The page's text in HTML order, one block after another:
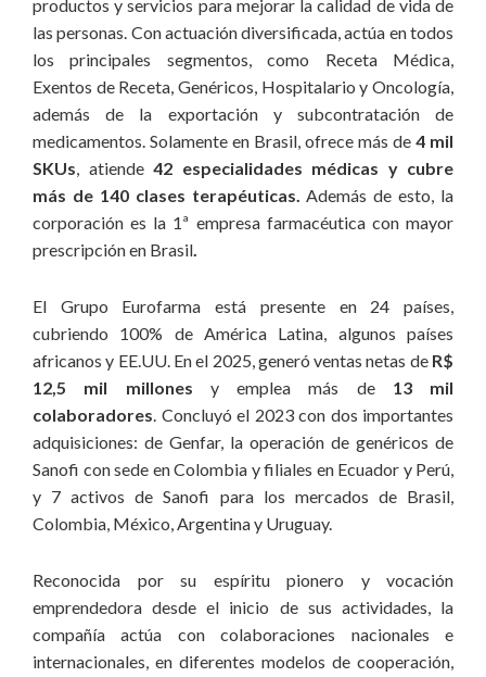
permanente el diálogo, la atracción y la formalización de
alianzas estratégicas;
5. Empreendedorismo:para anticiparnos al futuro, creamos
nuevas y mejores formas de conducir la empresa en todas las
áreas, más allá de la innovación inherente a las actividades de
I+D, nuestros liderazgos están abiertos a lo “nuevo” y
mantienen el espíritu vanguardista de la compañía;
6. Ética:
en conformidad con el Código de la Compañía, las
ética y la transparencia en todas las acciones y operaciones
realizadas en la empresa y en su nombre;
7. Igualdad (Diversidad):celamos por un ambiente
favorable e imparcial en el cual impera el respeto. Para ello,
establecimos compromisos relacionados a la diversidad, la
justicia y la igualdad en las relaciones entre colaboradores y
demás públicos;
parte integral de la actividad empresarial dinámica y exitosa,
la generación de resultados positivos promueve el
crecimiento de la organización por medio de la reinversión de
recursos en el propio negocio;
productos y servicios para mejorar la calidad de vida de
las personas. Con actuación diversificada, actúa en todos
los principales segmentos, como Receta Médica,
Exentos de Receta, Genéricos, Hospitalario y Oncología,
además de la exportación y subcontratación de
medicamentos. Solamente en Brasil, ofrece más de 4 mil
SKUs, atiende 42 especialidades médicas y cubre
más de 140 clases terapéuticas. Además de esto, la
corporación es la 1ª empresa farmacéutica con mayor
prescripción en Brasil.
El Grupo Eurofarma está presente en 24 países,
cubriendo 100% de América Latina, algunos países
africanos y EE.UU. En el 2025, generó ventas netas de R$
12,5 mil millones y emplea más de 13 mil
colaboradores. Concluyó el 2023 con dos importantes
adquisiciones: de Genfar, la operación de genéricos de
Sanofi con sede en Colombia y filiales en Ecuador y Perú,
y 7 activos de Sanofi para los mercados de Brasil,
Colombia, México, Argentina y Uruguay.
Reconocida por su espíritu pionero y vocación
emprendedora desde el inicio de sus actividades, la
compañía actúa con colaboraciones nacionales e
internacionales, en diferentes modelos de cooperación,